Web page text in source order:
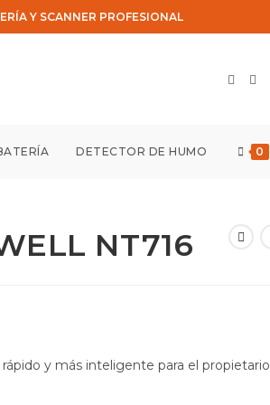
Y SCANNER PROFESIONAL
DETECTOR DE HUMO 0
NT716
y más inteligente para el propietario